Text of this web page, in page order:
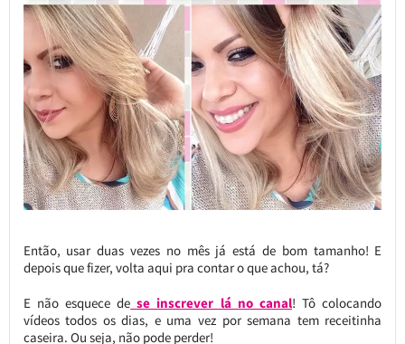
Então, usar duas vezes no mês já está de bom tamanho! E
depois que fizer, volta aqui pra contar o que achou, tá?
E não esquece de se inscrever lá no canal! Tô colocando
vídeos todos os dias, e uma vez por semana tem receitinha
caseira. Ou seja, não pode perder!